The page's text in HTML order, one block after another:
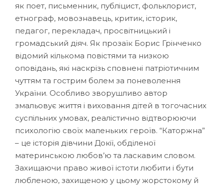
як поет, письменник, публіцист, фольклорист,
етнограф, мовознавець, критик, історик,
педагог, перекладач, просвітницький і
громадський діяч. Як прозаїк Борис Грінченко
відомий кількома повістями та низкою
оповідань, які наскрізь cповнені патріотичним
чуттям та гострим болем за поневолення
України. Особливо зворушливо автор
змальовує життя і виховання дітей в тогочасних
суспільних умовах, реалістично відтворюючи
психологію своїх маленьких героїв. “Каторжна”
– це історія дівчини Докії, обділеної
материнською любов’ю та ласкавим словом.
Захищаючи право живої істоти любити і бути
любленою, захищеною у цьому жорстокому й